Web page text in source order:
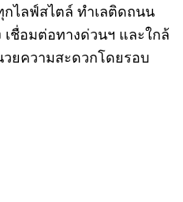
ไลฟ์สไตล์ ทำเลติดถนน
ชื่อมต่อทางด่วนฯ และใกล้
ยความสะดวกโดยรอบ